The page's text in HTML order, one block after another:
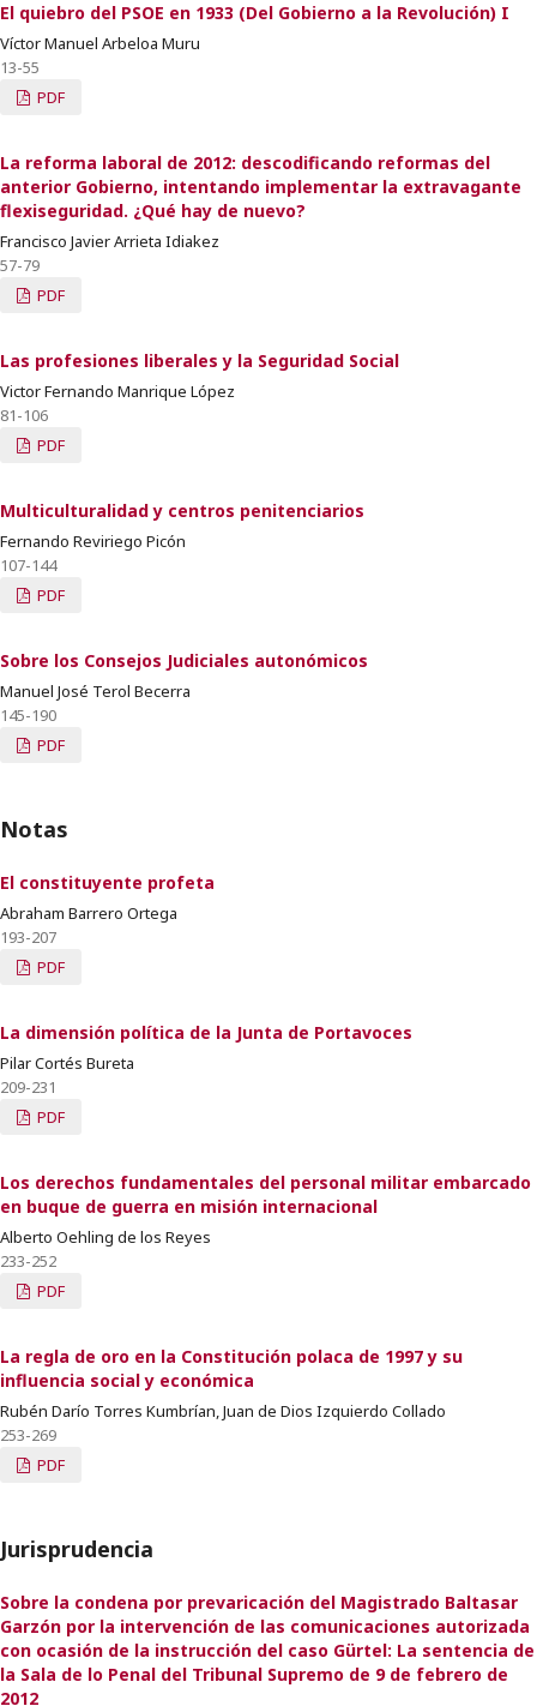
El quiebro del PSOE en 1933 (Del Gobierno a la Revolución) I
Víctor Manuel Arbeloa Muru
13-55
PDF
La reforma laboral de 2012: descodificando reformas del
anterior Gobierno, intentando implementar la extravagante
flexiseguridad. ¿Qué hay de nuevo?
Francisco Javier Arrieta Idiakez
57-79
PDF
Las profesiones liberales y la Seguridad Social
Victor Fernando Manrique López
81-106
PDF
Multiculturalidad y centros penitenciarios
Fernando Reviriego Picón
107-144
PDF
Sobre los Consejos Judiciales autonómicos
Manuel José Terol Becerra
145-190
PDF
Notas
El constituyente profeta
Abraham Barrero Ortega
193-207
PDF
La dimensión política de la Junta de Portavoces
Pilar Cortés Bureta
209-231
PDF
Los derechos fundamentales del personal militar embarcado
en buque de guerra en misión internacional
Alberto Oehling de los Reyes
233-252
PDF
La regla de oro en la Constitución polaca de 1997 y su
influencia social y económica
Rubén Darío Torres Kumbrían, Juan de Dios Izquierdo Collado
253-269
PDF
Jurisprudencia
Sobre la condena por prevaricación del Magistrado Baltasar
Garzón por la intervención de las comunicaciones autorizada
con ocasión de la instrucción del caso Gürtel: La sentencia de
la Sala de lo Penal del Tribunal Supremo de 9 de febrero de
2012